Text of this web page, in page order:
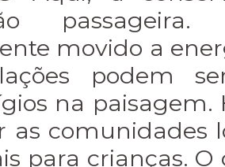
movido a
podem
na
as comunidades
para crianças.